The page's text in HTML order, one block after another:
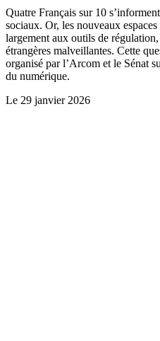
Quatre Français sur 10
sociaux. Or, les nouveaux
largement aux outils de
étrangères malveillantes. Cette
organisé par l’Arcom et le Sénat
du numérique.
Le 29 janvier 2026